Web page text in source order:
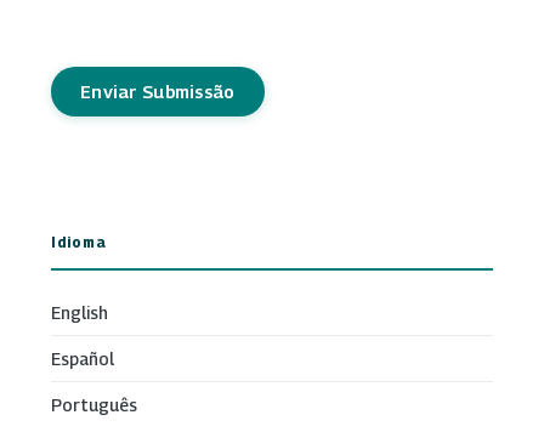
Enviar Submissão
Idioma
English
Español
Português